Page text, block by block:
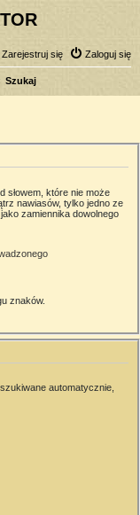
Zaloguj się
Zarejestruj się
Szukaj
słowem, które nie może
nawiasów, tylko jedno ze
zamiennika dowolnego
znaków.
automatycznie,